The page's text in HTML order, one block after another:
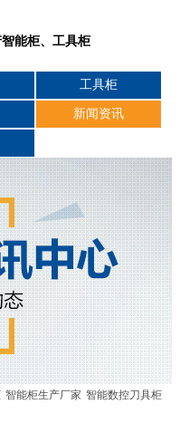
能柜、工具柜
工具柜
新闻资讯
智能柜生产厂家 智能数控刀具柜